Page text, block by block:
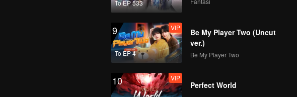
To EP 533
9
To EP 4
VIP
Be My Player Two (Uncut
ver.)
Be My Player Two
10 VIP
Perfect World